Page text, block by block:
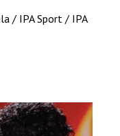
/ IPA Sport / IPA